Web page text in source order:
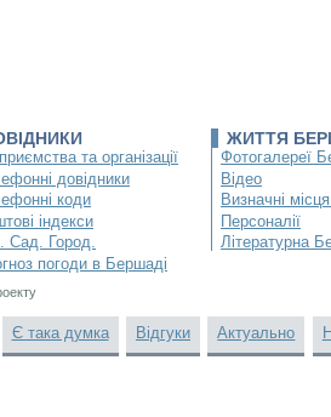
та організації
довідники
коди
індекси
Сад. Город.
погоди в Бершаді
ЖИТТЯ
Фотогалереї
Відео
Визначні
Персоналії
Літературна
Є така думка Відгуки Актуально